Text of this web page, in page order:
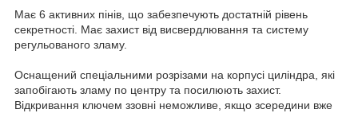
Має 6 активних пінів, що забезпечують достатній рівень
секретності. Має захист від висвердлювання та систему
регульованого зламу.
Оснащений спеціальними розрізами на корпусі циліндра, які
запобігають зламу по центру та посилюють захист.
Відкривання ключем ззовні неможливе, якщо зсередини вже